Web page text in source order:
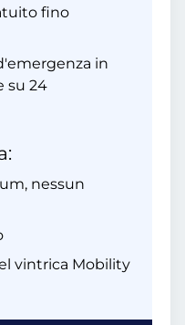
fino
in
su 24
nessun
vintrica Mobility